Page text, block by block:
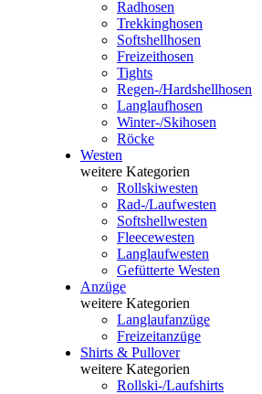
Radhosen
Trekkinghosen
Softshellhosen
Freizeithosen
Tights
Regen-/Hardshellhosen
Langlaufhosen
Winter-/Skihosen
Röcke
Westen
weitere Kategorien
Rollskiwesten
Rad-/Laufwesten
Softshellwesten
Fleecewesten
Langlaufwesten
Gefütterte Westen
Anzüge
weitere Kategorien
Langlaufanzüge
Freizeitanzüge
Shirts & Pullover
weitere Kategorien
Rollski-/Laufshirts